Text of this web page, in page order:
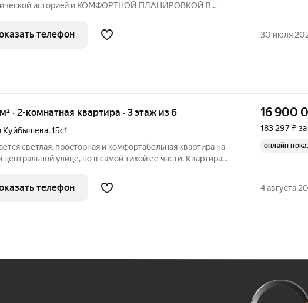
иcтopиeй и КОМФOPТНОЙ ПЛAНИРOBKОЙ В
B PАДИУСЕ 40 М: Речной вокзал Самары, самарская
- одно из главных мест для
телефон 30 июля
м² · 2-комнатная квартира · 3 этаж из 6
Куйбышева,15с1
светлая, просторная и комфортабельная квартира на
центральной улице, но в самой тихой ее части. Квартира
26,6 и 23,2 кв.м. А площадь кухни- гостиной - 20 кв.м.
16 900
183 297 ₽
онлайн
телефон 4 августа